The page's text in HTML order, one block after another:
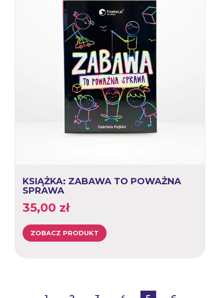
KSIĄŻKA: ZABAWA TO POWAŻNA
SPRAWA
35,00 zł
ZOBACZ PRODUKT